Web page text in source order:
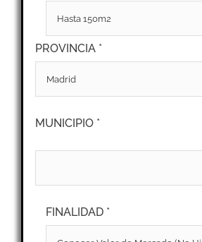
PROVINCIA *
MUNICIPIO *
FINALIDAD *